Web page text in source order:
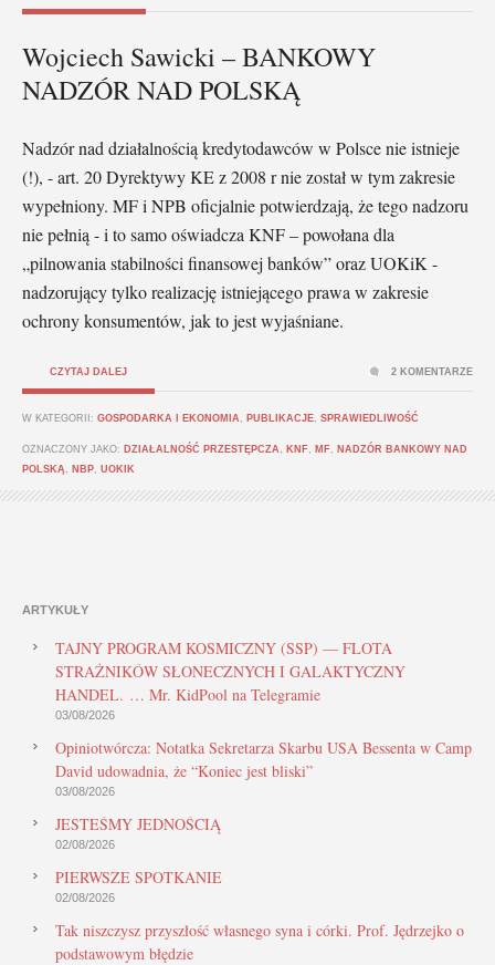
Wojciech Sawicki – BANKOWY
NADZÓR NAD POLSKĄ
Nadzór nad działalnością kredytodawców w Polsce nie istnieje
(!), - art. 20 Dyrektywy KE z 2008 r nie został w tym zakresie
wypełniony. MF i NPB oficjalnie potwierdzają, że tego nadzoru
nie pełnią - i to samo oświadcza KNF – powołana dla
„pilnowania stabilności finansowej banków” oraz UOKiK -
nadzorujący tylko realizację istniejącego prawa w zakresie
ochrony konsumentów, jak to jest wyjaśniane.
CZYTAJ DALEJ
W KATEGORII: GOSPODARKA I EKONOMIA PUBLIKACJE SPRAWIEDLIWOŚĆ
OZNACZONY JAKO: DZIAŁALNOŚĆ PRZESTĘPCZA KNF MF
NADZÓR BANKOWY NAD
POLSKĄ
NBP UOKIK
2 KOMENTARZE
ARTYKUŁY
TAJNY PROGRAM KOSMICZNY (SSP) — FLOTA
STRAŻNIKÓW SŁONECZNYCH I GALAKTYCZNY
HANDEL. … Mr. KidPool na Telegramie
03/08/2026
Opiniotwórcza: Notatka Sekretarza Skarbu USA Bessenta w Camp
David udowadnia, że “Koniec jest bliski”
03/08/2026
JESTEŚMY JEDNOŚCIĄ
02/08/2026
PIERWSZE SPOTKANIE
02/08/2026
Tak niszczysz przyszłość własnego syna i córki. Prof. Jędrzejko o
podstawowym błędzie